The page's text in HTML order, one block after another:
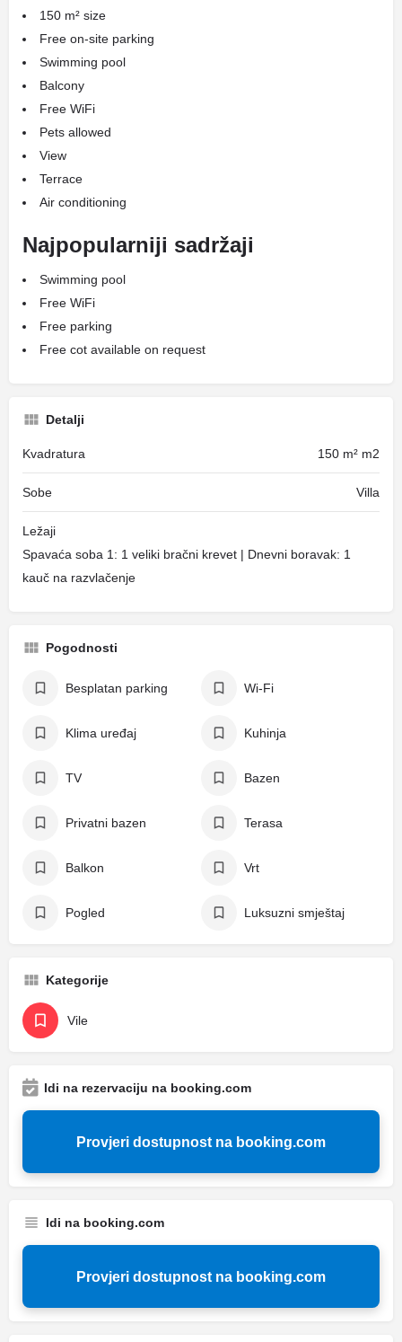
150 m² size
Free on-site parking
Swimming pool
Balcony
Free WiFi
Pets allowed
View
Terrace
Air conditioning
Najpopularniji sadržaji
Swimming pool
Free WiFi
Free parking
Free cot available on request
Detalji
Kvadratura 150 m² m2
Sobe Villa
Ležaji
Spavaća soba 1: 1 veliki bračni krevet | Dnevni boravak: 1
kauč na razvlačenje
Pogodnosti
Besplatan parking Wi-Fi
Klima uređaj Kuhinja
TV Bazen
Privatni bazen Terasa
Balkon Vrt
Pogled Luksuzni smještaj
Kategorije
Vile
Idi na rezervaciju na booking.com
Provjeri dostupnost na booking.com
Idi na booking.com
Provjeri dostupnost na booking.com